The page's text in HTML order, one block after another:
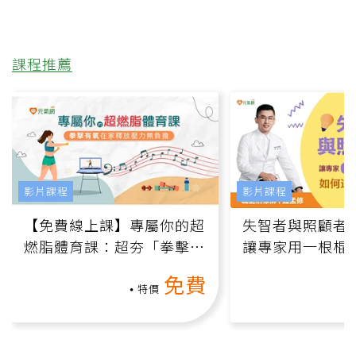
課程推薦
【免費線上課】專屬你的超
燃脂體育課：超夯「拳擊有
特價 免費
影片課程
失智者與照顧者
讓專家用一根棍
影片課程